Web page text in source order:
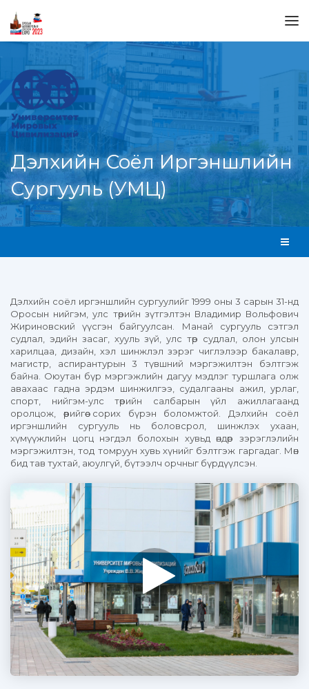
Дэлхийн Соёл Иргэншлийн
Сургууль (УМЦ)
Дэлхийн соёл иргэншлийн сургуулийг 1999 оны 3 сарын 31-нд
Оросын нийгэм, улс төрийн зүтгэлтэн Владимир Вольфович
Жириновский үүсгэн байгуулсан. Манай сургууль сэтгэл
судлал, эдийн засаг, хууль зүй, улс төр судлал, олон улсын
харилцаа, дизайн, хэл шинжлэл зэрэг чиглэлээр бакалавр,
магистр, аспирантурын 3 түвшний мэргэжилтэн бэлтгэж
байна. Оюутан бүр мэргэжлийн дагуу мэдлэг туршлага олж
авахаас гадна эрдэм шинжилгээ, судалгааны ажил, урлаг,
спорт, нийгэм-улс төрийн салбарын үйл ажиллагаанд
оролцож, өөрийгөө сорих бүрэн боломжтой. Дэлхийн соёл
иргэншлийн сургууль нь боловсрол, шинжлэх ухаан,
хүмүүжлийн цогц нэгдэл болохын хувьд өндөр зэрэглэлийн
мэргэжилтэн, тод томруун хувь хүнийг бэлтгэж гаргадаг. Мөн
бид тав тухтай, аюулгүй, бүтээлч орчныг бүрдүүлсэн.